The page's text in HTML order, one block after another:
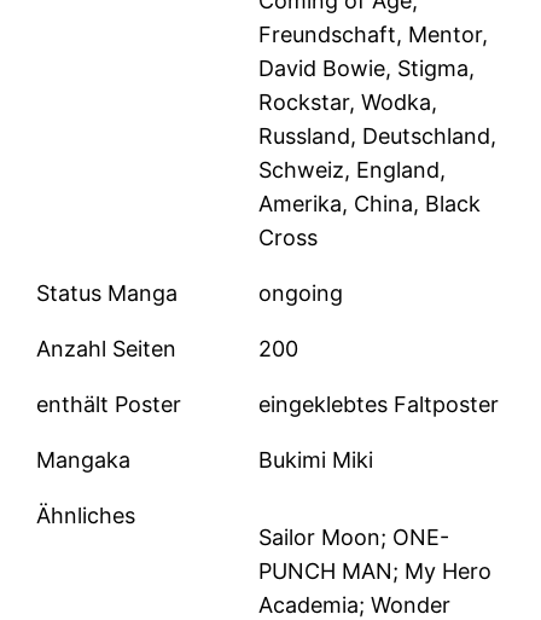
Freundschaft, Mentor,
David Bowie, Stigma,
Rockstar, Wodka,
Russland, Deutschland,
Schweiz, England,
Amerika, China, Black
Cross
Status Manga ongoing
Anzahl Seiten 200
enthält Poster eingeklebtes Faltposter
Mangaka Bukimi Miki
Ähnliches
Sailor Moon; ONE-
PUNCH MAN; My Hero
Academia; Wonder